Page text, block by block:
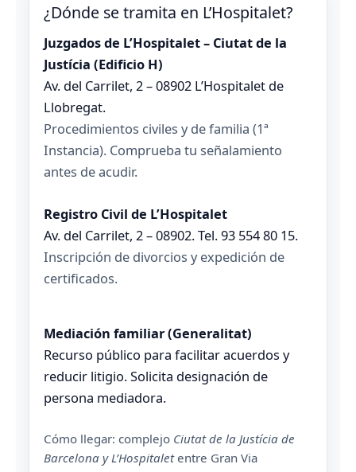
¿Dónde se tramita en L’Hospitalet?
Juzgados de L’Hospitalet – Ciutat de la
Justícia (Edificio H)
Av. del Carrilet, 2 – 08902 L’Hospitalet de
Llobregat.
Procedimientos civiles y de familia (1ª
Instancia). Comprueba tu señalamiento
antes de acudir.
Registro Civil de L’Hospitalet
Av. del Carrilet, 2 – 08902. Tel. 93 554 80 15.
Inscripción de divorcios y expedición de
certificados.
Mediación familiar (Generalitat)
Recurso público para facilitar acuerdos y
reducir litigio. Solicita designación de
persona mediadora.
Cómo llegar: complejo Ciutat de la Justícia de
Barcelona y L’Hospitaletentre Gran Via